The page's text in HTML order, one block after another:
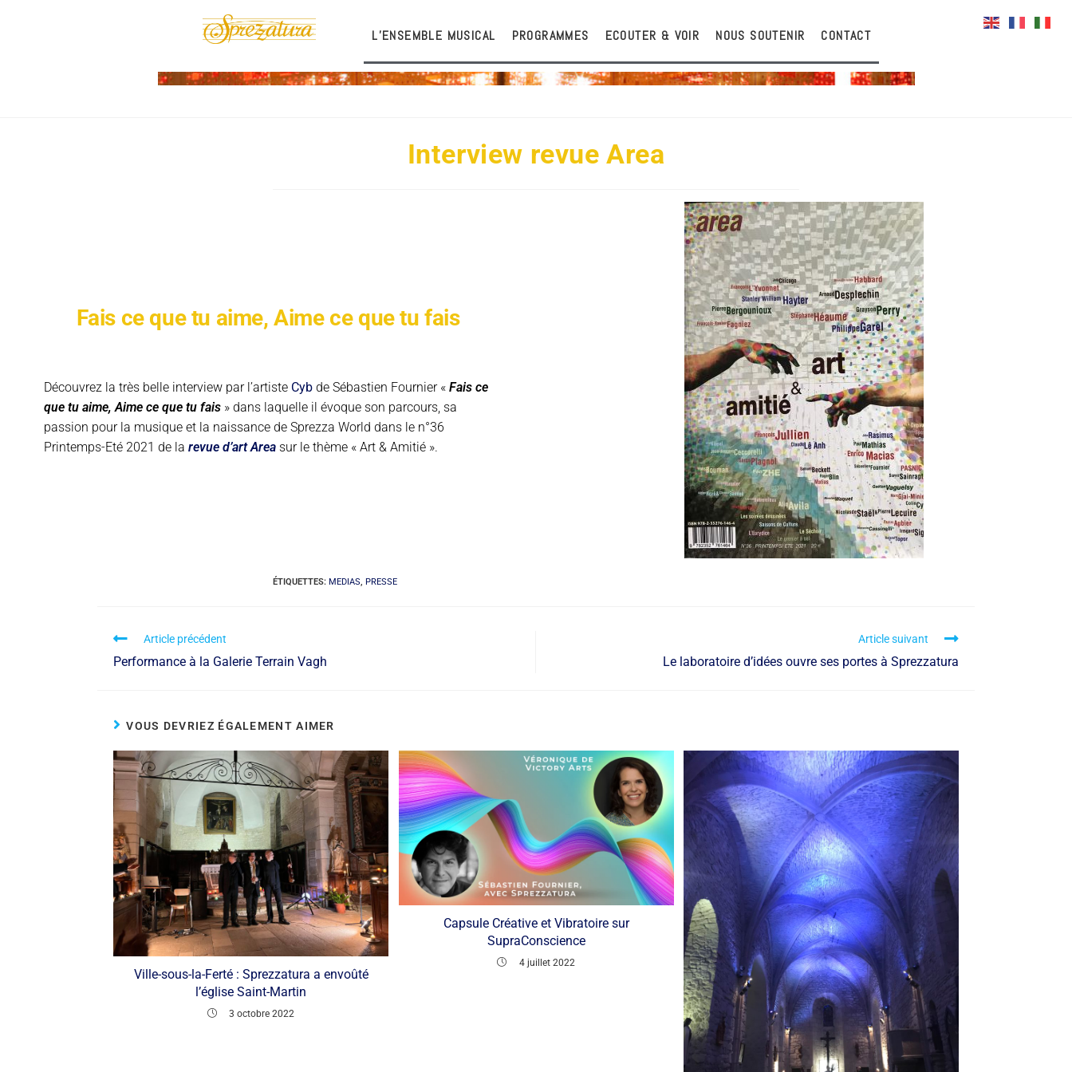
L’ENSEMBLE MUSICAL PROGRAMMES ECOUTER & VOIR NOUS SOUTENIR CONTACT
Interview revue Area
Fais ce que tu aime, Aime ce que tu fais
Découvrez la très belle interview par l’artiste Cyb de Sébastien Fournier « Fais ce
que tu aime, Aime ce que tu fais » dans laquelle il évoque son parcours, sa
passion pour la musique et la naissance de Sprezza World dans le n°36
Printemps-Eté 2021 de la revue d’art Area sur le thème « Art & Amitié ».
ÉTIQUETTES: MEDIAS, PRESSE
Article précédent
Performance à la Galerie Terrain Vagh
Article suivant
Le laboratoire d’idées ouvre ses portes à Sprezzatura
VOUS DEVRIEZ ÉGALEMENT AIMER
Ville-sous-la-Ferté : Sprezzatura a envoûté
l’église Saint-Martin
3 octobre 2022
Capsule Créative et Vibratoire sur
SupraConscience
4 juillet 2022